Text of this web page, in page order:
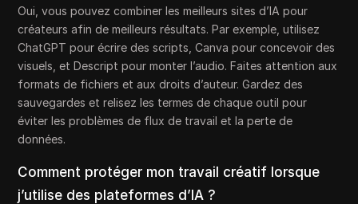
Oui, vous pouvez combiner les meilleurs sites d’IA pour
créateurs afin de meilleurs résultats. Par exemple, utilisez
ChatGPT pour écrire des scripts, Canva pour concevoir des
visuels, et Descript pour monter l’audio. Faites attention aux
formats de fichiers et aux droits d’auteur. Gardez des
sauvegardes et relisez les termes de chaque outil pour
éviter les problèmes de flux de travail et la perte de
données.
Comment protéger mon travail créatif lorsque
j’utilise des plateformes d’IA ?